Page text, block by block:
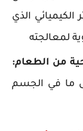
الذي
لمعالجته
من الطعام:
ما في الجسم